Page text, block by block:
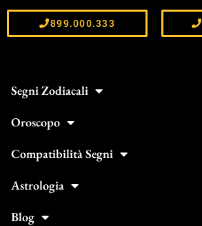
899.000.333
Segni Zodiacali
Oroscopo
Compatibilità Segni
Astrologia
Blog